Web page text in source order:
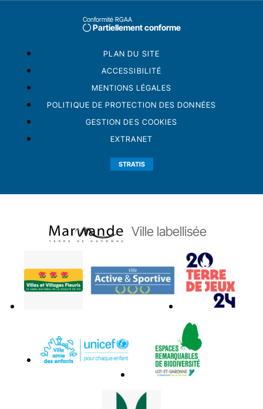
Conformité RGAA
Partiellement conforme
PLAN DU SITE
ACCESSIBILITÉ
MENTIONS LÉGALES
POLITIQUE DE PROTECTION DES DONNÉES
GESTION DES COOKIES
EXTRANET
STRATIS
Ville labellisée